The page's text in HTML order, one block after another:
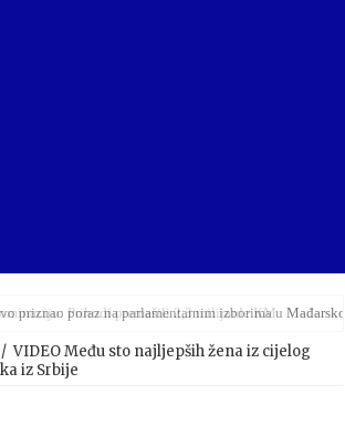
priznao poraz na parlamentarnim izborima u
/ VIDEO Među sto najljepših žena iz cijelog
iz Srbije